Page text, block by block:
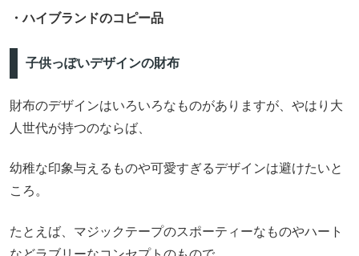
・ハイブランドのコピー品
子供っぽいデザインの財布
財布のデザインはいろいろなものがありますが、やはり大
人世代が持つのならば、
幼稚な印象与えるものや可愛すぎるデザインは避けたいと
ころ。
たとえば、マジックテープのスポーティーなものやハート